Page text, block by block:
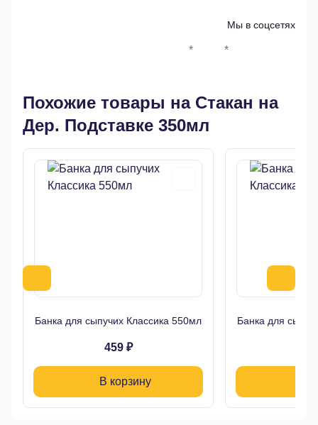
Мы в соцсетях
* *
Похожие товары на Стакан на
Дер. Подставке 350мл
Банка для сыпучих Классика 550мл
459 ₽
В корзину
Банка для